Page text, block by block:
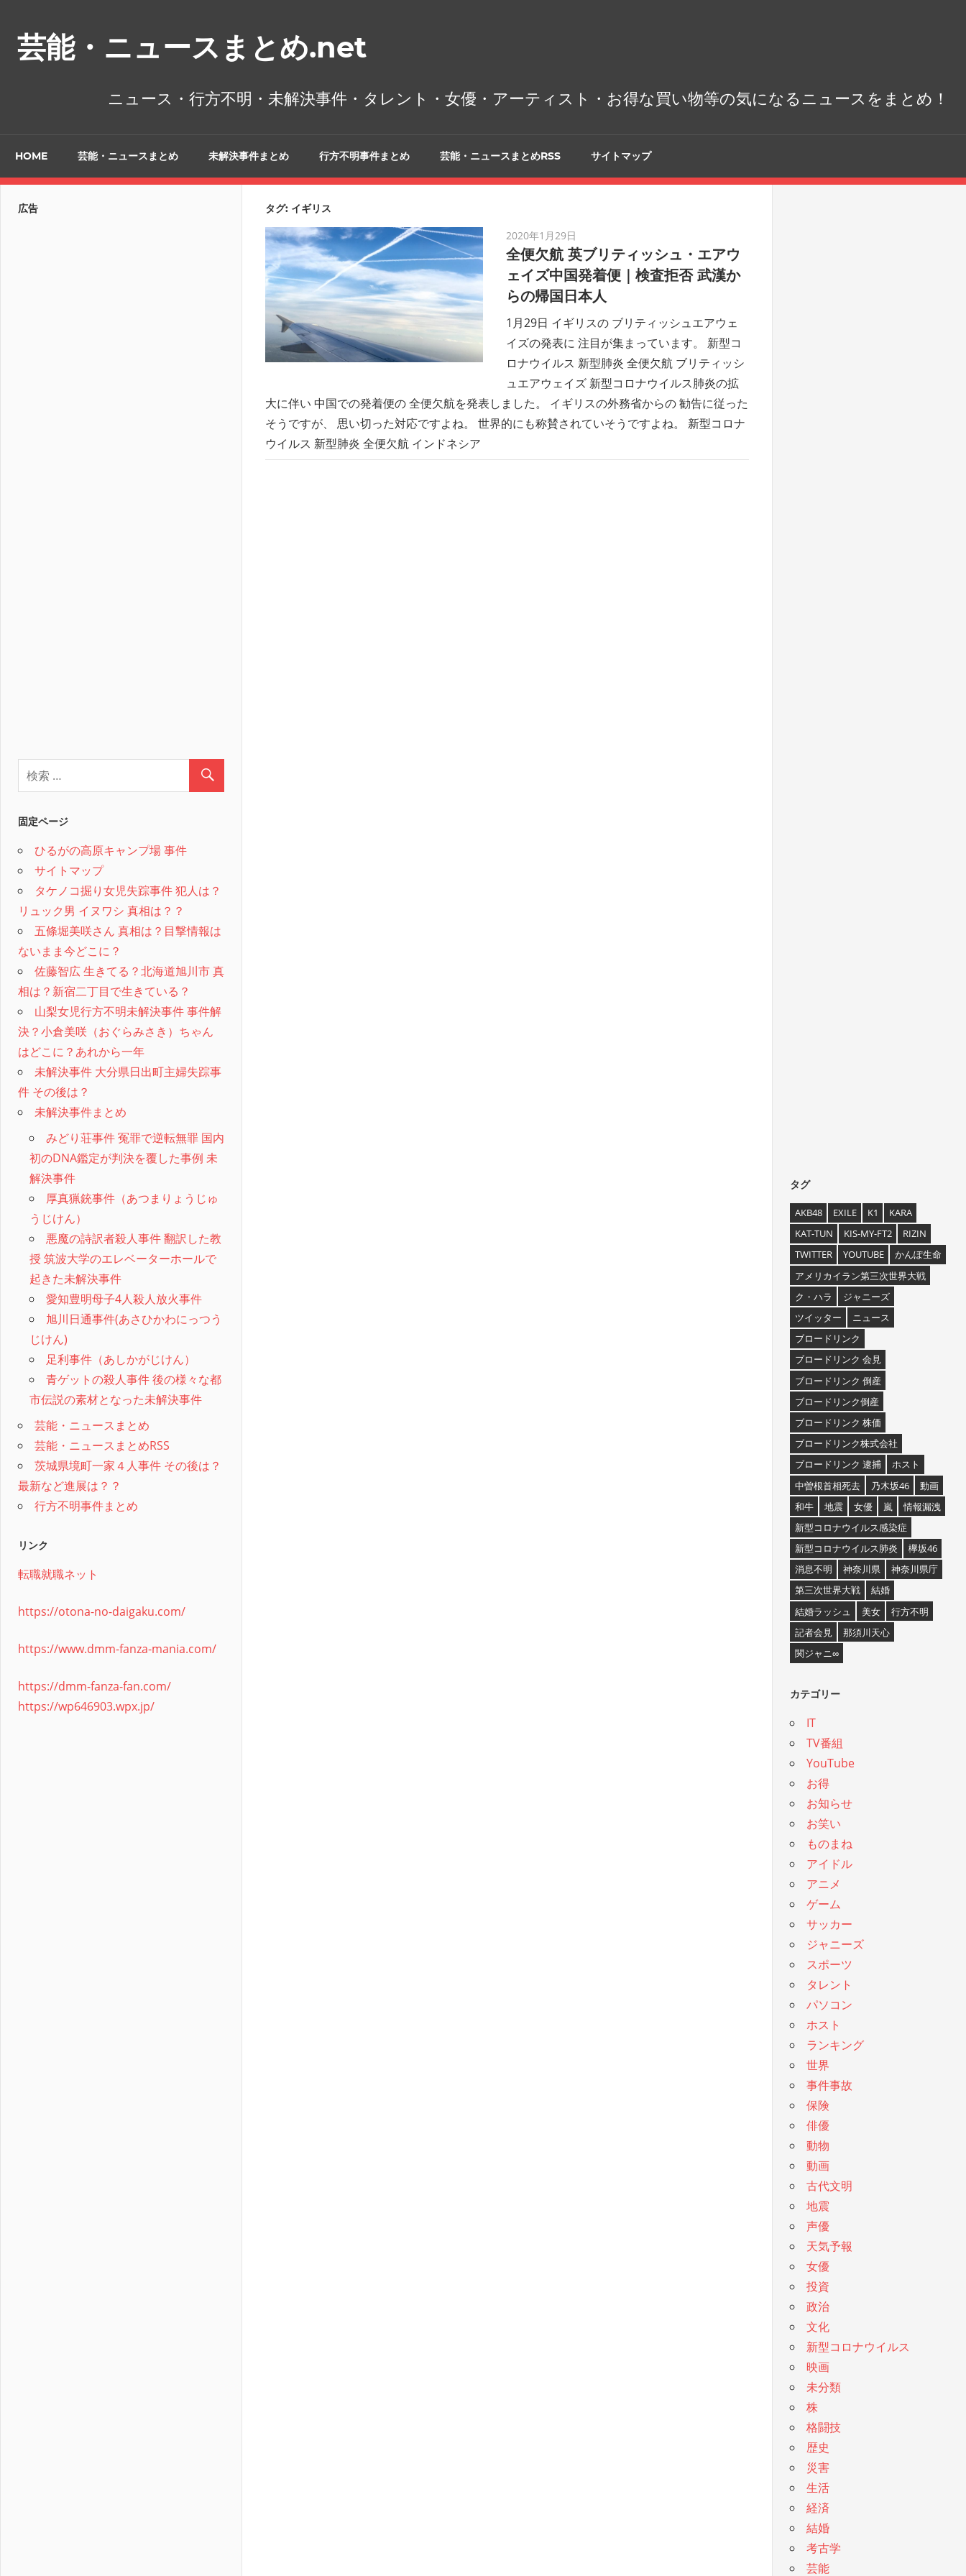
芸能・ニュースまとめ.net
ニュース・行方不明・未解決事件・タレント・女優・アーティスト・お得な買い物等の気になるニュースをまとめ！
HOME 芸能・ニュースまとめ 未解決事件まとめ 行方不明事件まとめ 芸能・ニュースまとめRSS サイトマップ
タグ: イギリス
2020年1月29日
全便欠航 英ブリティッシュ・エアウ
ェイズ中国発着便｜検査拒否 武漢か
らの帰国日本人
1月29日 イギリスの ブリティッシュエアウェ
イズの発表に 注目が集まっています。 新型コ
ロナウイルス 新型肺炎 全便欠航 ブリティッシ
ュエアウェイズ 新型コロナウイルス肺炎の拡
大に伴い 中国での発着便の 全便欠航を発表しました。 イギリスの外務省からの 勧告に従った
そうですが、 思い切った対応ですよね。 世界的にも称賛されていそうですよね。 新型コロナ
ウイルス 新型肺炎 全便欠航 インドネシア
広告
固定ページ
ひるがの高原キャンプ場 事件
サイトマップ
タケノコ掘り女児失踪事件 犯人は？
リュック男 イヌワシ 真相は？？
五條堀美咲さん 真相は？目撃情報は
ないまま今どこに？
佐藤智広 生きてる？北海道旭川市 真
相は？新宿二丁目で生きている？
山梨女児行方不明未解決事件 事件解
決？小倉美咲（おぐらみさき）ちゃん
はどこに？あれから一年
未解決事件 大分県日出町主婦失踪事
件 その後は？
未解決事件まとめ
みどり荘事件 冤罪で逆転無罪 国内
初のDNA鑑定が判決を覆した事例 未
解決事件
厚真猟銃事件（あつまりょうじゅ
うじけん）
悪魔の詩訳者殺人事件 翻訳した教
授 筑波大学のエレベーターホールで
起きた未解決事件
愛知豊明母子4人殺人放火事件
旭川日通事件(あさひかわにっつう
じけん)
足利事件（あしかがじけん）
青ゲットの殺人事件 後の様々な都
市伝説の素材となった未解決事件
芸能・ニュースまとめ
芸能・ニュースまとめRSS
茨城県境町一家４人事件 その後は？
最新など進展は？？
行方不明事件まとめ
リンク
転職就職ネット
https://otona-no-daigaku.com/
https://www.dmm-fanza-mania.com/
https://dmm-fanza-fan.com/
https://wp646903.wpx.jp/
タグ
AKB48 EXILE K1
KARA
KAT-TUN
KIS-MY-FT2
RIZIN
TWITTER
YOUTUBE
かんぽ生命
アメリカイラン第三次世界大戦
ク・ハラ
ジャニーズ
ツイッター
ニュース
ブロードリンク
ブロードリンク 会見
ブロードリンク 倒産
ブロードリンク倒産
ブロードリンク 株価
ブロードリンク株式会社
ブロードリンク 逮捕
ホスト
中曽根首相死去
乃木坂46
動画
和牛
地震 女優 嵐
情報漏洩
新型コロナウイルス感染症
新型コロナウイルス肺炎
欅坂46
消息不明
神奈川県
神奈川県庁
第三次世界大戦
結婚
結婚ラッシュ
美女
行方不明
記者会見
那須川天心
関ジャニ∞
カテゴリー
IT
TV番組
YouTube
お得
お知らせ
お笑い
ものまね
アイドル
アニメ
ゲーム
サッカー
ジャニーズ
スポーツ
タレント
パソコン
ホスト
ランキング
世界
事件事故
保険
俳優
動物
動画
古代文明
地震
声優
天気予報
女優
投資
政治
文化
新型コロナウイルス
映画
未分類
株
格闘技
歴史
災害
生活
経済
結婚
考古学
芸能